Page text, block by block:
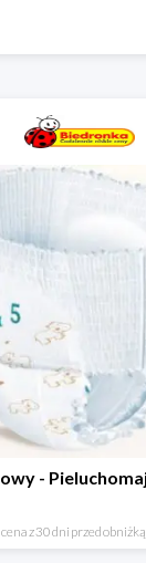
z 30 dni przed obniżką